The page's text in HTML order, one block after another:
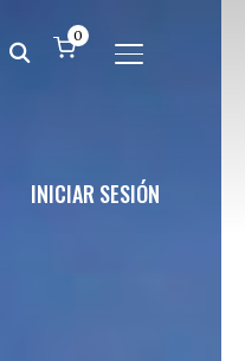
ALTERNAR
0
INICIAR SESIÓN